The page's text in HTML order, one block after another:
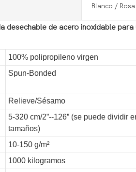
Blanco /
desechable de acero inoxidable
100% polipropileno virgen
Spun-Bonded
Relieve/Sésamo
5-320 cm/2”--126” (se puede dividir
tamaños)
10-150 g/m²
1000 kilogramos